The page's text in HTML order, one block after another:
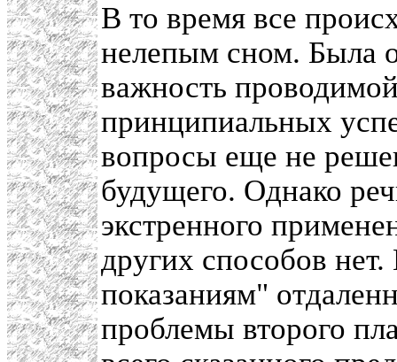
В то время все
нелепым сном. Была
важность
принципиальных
вопросы еще не
будущего. Однако
экстренного
других способов
показаниям"
проблемы второго